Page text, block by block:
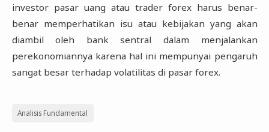
investor pasar uang atau trader forex harus benar-
benar memperhatikan isu atau kebijakan yang akan
diambil oleh bank sentral dalam menjalankan
perekonomiannya karena hal ini mempunyai pengaruh
sangat besar terhadap volatilitas di pasar forex.
Analisis Fundamental